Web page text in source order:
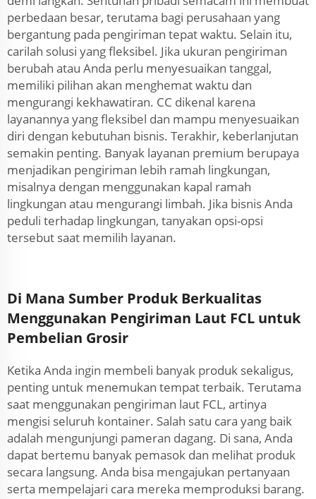
perbedaan besar, terutama bagi perusahaan yang
bergantung pada pengiriman tepat waktu. Selain itu,
carilah solusi yang fleksibel. Jika ukuran pengiriman
berubah atau Anda perlu menyesuaikan tanggal,
memiliki pilihan akan menghemat waktu dan
mengurangi kekhawatiran. CC dikenal karena
layanannya yang fleksibel dan mampu menyesuaikan
diri dengan kebutuhan bisnis. Terakhir, keberlanjutan
semakin penting. Banyak layanan premium berupaya
menjadikan pengiriman lebih ramah lingkungan,
misalnya dengan menggunakan kapal ramah
lingkungan atau mengurangi limbah. Jika bisnis Anda
peduli terhadap lingkungan, tanyakan opsi-opsi
tersebut saat memilih layanan.
Di Mana Sumber Produk Berkualitas
Menggunakan Pengiriman Laut FCL untuk
Pembelian Grosir
Ketika Anda ingin membeli banyak produk sekaligus,
penting untuk menemukan tempat terbaik. Terutama
saat menggunakan pengiriman laut FCL, artinya
mengisi seluruh kontainer. Salah satu cara yang baik
adalah mengunjungi pameran dagang. Di sana, Anda
dapat bertemu banyak pemasok dan melihat produk
secara langsung. Anda bisa mengajukan pertanyaan
serta mempelajari cara mereka memproduksi barang.